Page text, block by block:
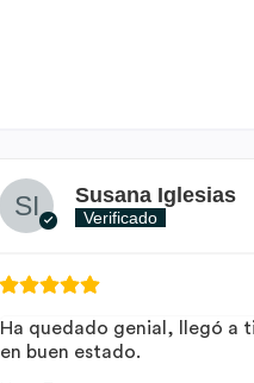
Susana Iglesias
Verificado
Ha quedado genial, llegó a
en buen estado.